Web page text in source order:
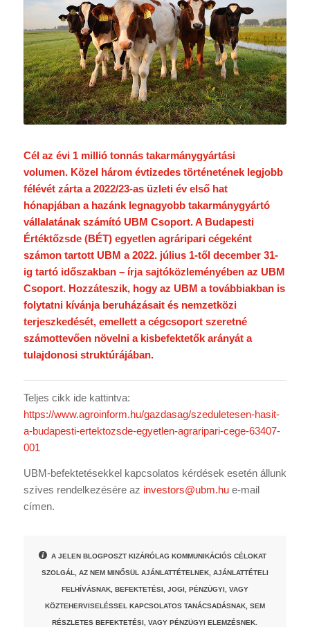
Cél az évi 1 millió tonnás takarmánygyártási
volumen. Közel három évtizedes történetének legjobb
félévét zárta a 2022/23-as üzleti év első hat
hónapjában a hazánk legnagyobb takarmánygyártó
vállalatának számító UBM Csoport. A Budapesti
Értéktőzsde (BÉT) egyetlen agráripari cégeként
számon tartott UBM a 2022. július 1-től december 31-
ig tartó időszakban – írja sajtóközleményében az UBM
Csoport. Hozzáteszik, hogy az UBM a továbbiakban is
folytatni kívánja beruházásait és nemzetközi
terjeszkedését, emellett a cégcsoport szeretné
számottevően növelni a kisbefektetők arányát a
tulajdonosi struktúrájában.
Teljes cikk ide kattintva:
https://www.agroinform.hu/gazdasag/szeduletesen-hasit-
a-budapesti-ertektozsde-egyetlen-agraripari-cege-63407-
001
UBM-befektetésekkel kapcsolatos kérdések esetén állunk
szíves rendelkezésére az investors@ubm.hue-mail
címen.
A JELEN BLOGPOSZT KIZÁRÓLAG KOMMUNIKÁCIÓS CÉLOKAT
SZOLGÁL, AZ NEM MINŐSÜL AJÁNLATTÉTELNEK, AJÁNLATTÉTELI
FELHÍVÁSNAK, BEFEKTETÉSI, JOGI, PÉNZÜGYI, VAGY
KÖZTEHERVISELÉSSEL KAPCSOLATOS TANÁCSADÁSNAK, SEM
RÉSZLETES BEFEKTETÉSI, VAGY PÉNZÜGYI ELEMZÉSNEK.